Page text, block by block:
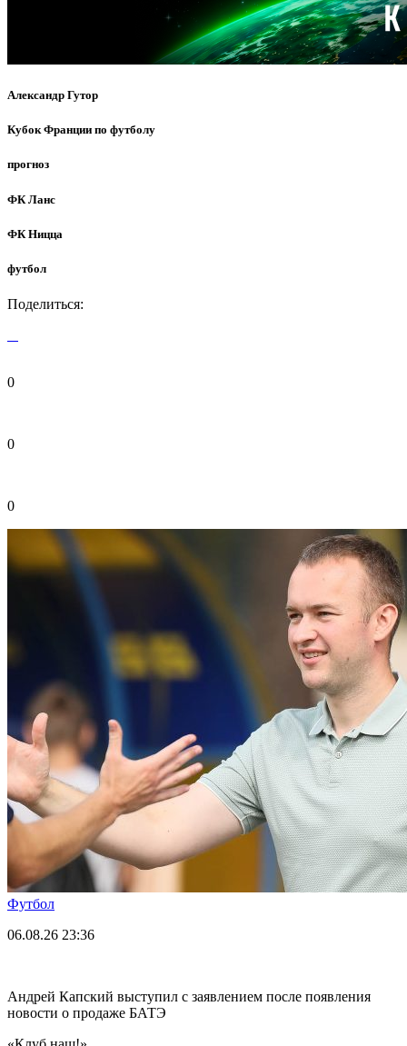
Александр Гутор
Кубок Франции по футболу
прогноз
ФК Ланс
ФК Ницца
футбол
Поделиться:
0
0
0
Футбол
06.08.26 23:36
Андрей Капский выступил с заявлением после появления
новости о продаже БАТЭ